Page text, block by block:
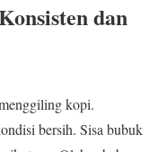
dan
kopi.
bersih. Sisa bubuk